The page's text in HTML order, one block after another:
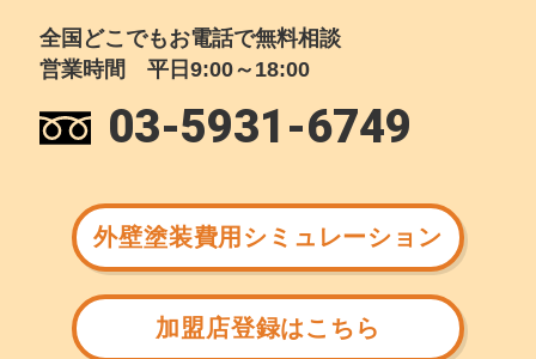
全国どこでもお電話で無料相談
営業時間 平日9:00～18:00
03-5931-6749
外壁塗装費用シミュレーション
加盟店登録はこちら